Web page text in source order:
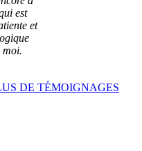
est
et
moi.
DE TÉMOIGNAGES